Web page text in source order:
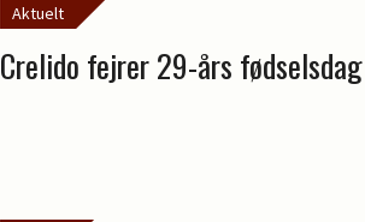
Aktuelt
Crelido fejrer 29-års fødselsdag